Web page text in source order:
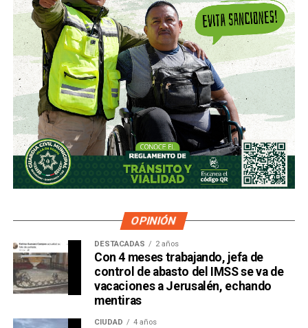
OPINIÓN
DESTACADAS 2 años
Con 4 meses trabajando, jefa de
control de abasto del IMSS se va de
vacaciones a Jerusalén, echando
mentiras
CIUDAD 4 años